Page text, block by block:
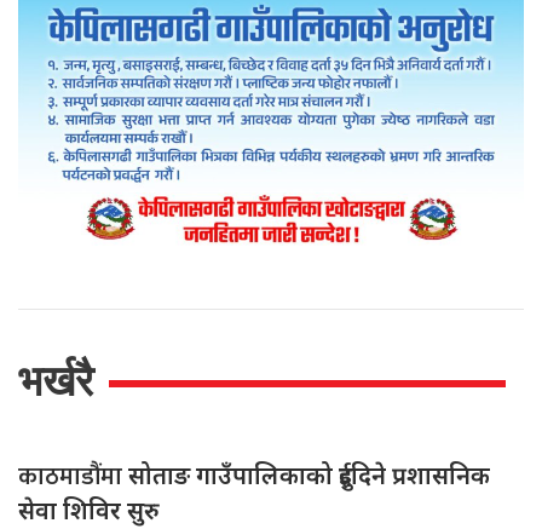
भर्खरै
काठमाडौंमासोताङ गाउँपालिकाको दुईदिने प्रशासनिक
सेवा शिविर सुरु